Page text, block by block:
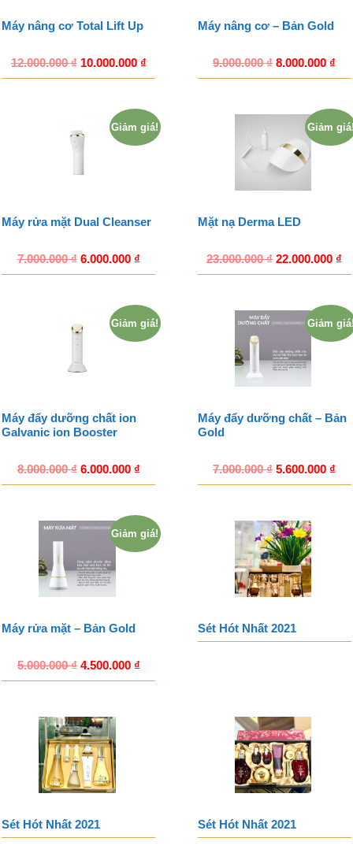
Máy nâng cơ Total Lift Up
12.000.000₫ 10.000.000 ₫
Máy nâng cơ – Bản Gold
9.000.000₫ 8.000.000 ₫
Giảm giá!
Máy rửa mặt Dual Cleanser
7.000.000₫ 6.000.000 ₫
Giảm
Mặt nạ Derma LED
23.000.000₫ 22.000.000 ₫
Giảm giá!
Máy đẩy dưỡng chất ion
Galvanic ion Booster
8.000.000₫ 6.000.000 ₫
Giảm
Máy đẩy dưỡng chất – Bản
Gold
7.000.000₫ 5.600.000 ₫
Giảm giá!
Máy rửa mặt – Bản Gold
5.000.000₫ 4.500.000 ₫
Sét Hót Nhất 2021
Sét Hót Nhất 2021 Sét Hót Nhất 2021